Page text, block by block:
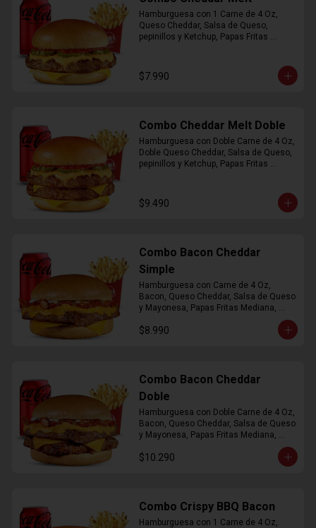
Hamburguesa con 1 Carne de 4 Oz,
Queso Cheddar, Salsa de Queso,
pepinillos y Ketchup, Papas Fritas
$7.990
Combo Cheddar Melt Doble
Hamburguesa con Doble Carne de 4 Oz,
Doble Queso Cheddar, Salsa de Queso,
pepinillos y Ketchup, Papas Fritas
$9.490
Combo Bacon Cheddar
Simple
Hamburguesa con Carne de 4 Oz,
Bacon, Queso Cheddar, Salsa de Queso
y Mayonesa, Papas Fritas Mediana,
$8.990
Combo Bacon Cheddar
Doble
Hamburguesa con Doble Carne de 4 Oz,
Bacon, Queso Cheddar, Salsa de Queso
y Mayonesa, Papas Fritas Mediana,
$10.290
Combo Crispy BBQ Bacon
Hamburguesa con 1 Carne de 4 Oz,